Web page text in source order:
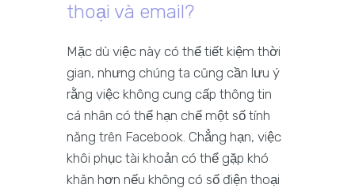
thoại và email?
Mặc dù việc này có thể tiết kiệm thời
gian, nhưng chúng ta cũng cần lưu ý
rằng việc không cung cấp thông tin
cá nhân có thể hạn chế một số tính
năng trên Facebook. Chẳng hạn, việc
khôi phục tài khoản có thể gặp khó
khăn hơn nếu không có số điện thoại